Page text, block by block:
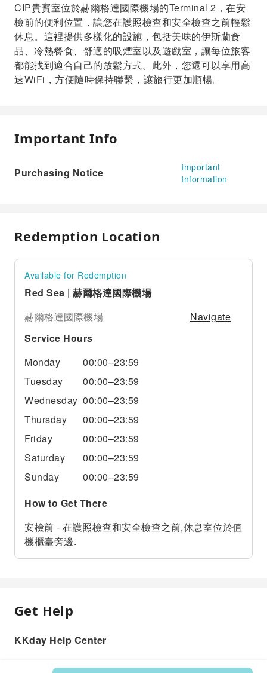
CIP貴賓室位於赫爾格達國際機場的Terminal 2，在安
檢前的便利位置，讓您在護照檢查和安全檢查之前輕鬆
休息。這裡提供多樣化的設施，包括美味的伊斯蘭食
品、冷熱餐食、舒適的吸煙室以及遊戲室，讓每位旅客
都能找到適合自己的放鬆方式。此外，您還可以享用高
速WiFi，方便隨時保持聯繫，讓旅行更加順暢。
Important Info
Purchasing Notice
Important
Information
Redemption Location
Available for Redemption
Red Sea | 赫爾格達國際機場
赫爾格達國際機場
Navigate
Service Hours
Monday
00:00–23:59
Tuesday
00:00–23:59
Wednesday 00:00–23:59
Thursday
00:00–23:59
Friday
00:00–23:59
Saturday
00:00–23:59
Sunday
00:00–23:59
How to Get There
安檢前 - 在護照檢查和安全檢查之前,休息室位於值
機櫃臺旁邊.
Get Help
KKday Help Center